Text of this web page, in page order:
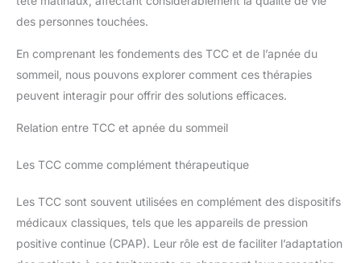
des personnes touchées.
En comprenant les fondements des TCC et de l’apnée du
sommeil, nous pouvons explorer comment ces thérapies
peuvent interagir pour offrir des solutions efficaces.
Relation entre TCC et apnée du sommeil
Les TCC comme complément thérapeutique
Les TCC sont souvent utilisées en complément des dispositifs
médicaux classiques, tels que les appareils de pression
positive continue (CPAP). Leur rôle est de faciliter l’adaptation